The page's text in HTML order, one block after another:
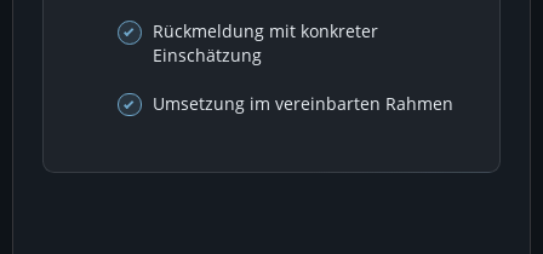
Rückmeldung mit konkreter
Einschätzung
Umsetzung im vereinbarten Rahmen